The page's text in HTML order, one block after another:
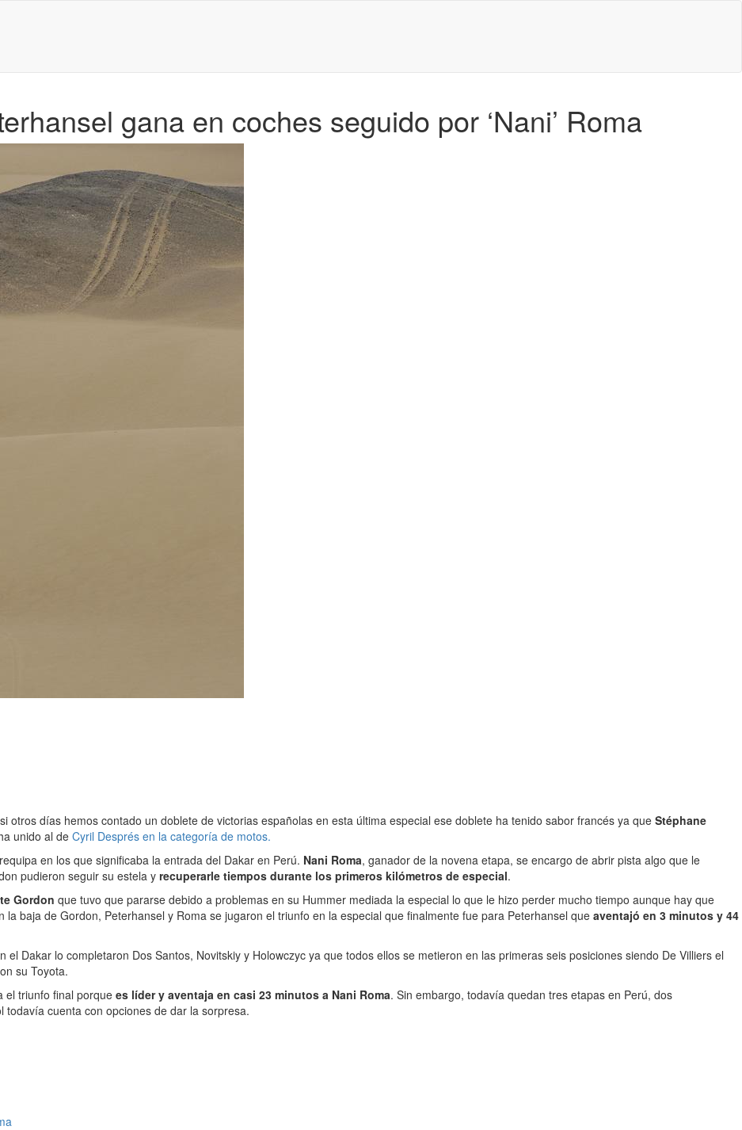
gana en coches seguido por ‘Nani’ Roma
otros días hemos contado un doblete de victorias españolas en esta última especial ese doblete ha tenido sabor francés ya que Stéphane
unido al deCyril Després en la categoría de motos.
en los que significaba la entrada del Dakar en Perú. Nani Roma, ganador de la novena etapa, se encargo de abrir pista algo que le
pudieron seguir su estela y recuperarle tiempos durante los primeros kilómetros de especial.
Gordon que tuvo que pararse debido a problemas en su Hummer mediada la especial lo que le hizo perder mucho tiempo aunque hay que
baja de Gordon, Peterhansel y Roma se jugaron el triunfo en la especial que finalmente fue para Peterhansel que aventajó en 3 minutos y 44
Dakar lo completaron Dos Santos, Novitskiy y Holowczyc ya que todos ellos se metieron en las primeras seis posiciones siendo De Villiers el
su Toyota.
el triunfo final porque es líder y aventaja en casi 23 minutos a Nani Roma. Sin embargo, todavía quedan tres etapas en Perú, dos
cuenta con opciones de dar la sorpresa.